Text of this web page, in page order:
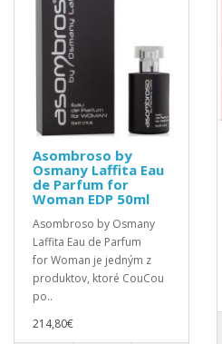
Asombroso by
Osmany Laffita Eau
de Parfum for
Woman EDP 50ml
Asombroso by Osmany
Laffita Eau de Parfum
for Woman je jedným z
produktov, ktoré CouCou
po..
214,80€